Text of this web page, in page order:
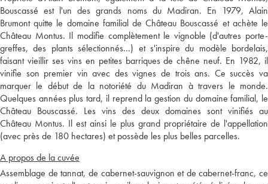
Bouscassé est l'un des grands noms du Madiran. En 1979, Alain
Brumont quitte le domaine familial de Château Bouscassé et achète le
Château Montus. Il modifie complètement le vignoble (d'autres porte-
greffes, des plants sélectionnés...) et s'inspire du modèle bordelais,
faisant vieillir ses vins en petites barriques de chêne neuf. En 1982, il
vinifie son premier vin avec des vignes de trois ans. Ce succès va
marquer le début de la notoriété du Madiran à travers le monde.
Quelques années plus tard, il reprend la gestion du domaine familial, le
Château Bouscassé. Les vins des deux domaines sont vinifiés au
Château Montus. Il est ainsi le plus grand propriétaire de l'appellation
(avec près de 180 hectares) et possède les plus belles parcelles.
A propos de la cuvée
Assemblage de tannat, de cabernet-sauvignon et de cabernet-franc, ce